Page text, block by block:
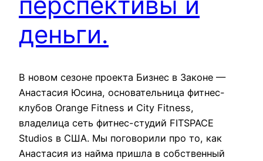
деньги.
В новом сезоне проекта Бизнес в Законе —
Анастасия Юсина, основательница фитнес-
клубов Orange Fitness и City Fitness,
владелица сеть фитнес-студий FITSPACE
Studios в США. Мы поговорили про то, как
Анастасия из найма пришла в собственный